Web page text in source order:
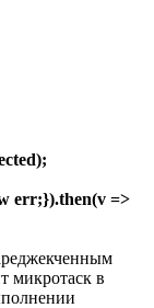
err;}).then(v =>
микротаск в